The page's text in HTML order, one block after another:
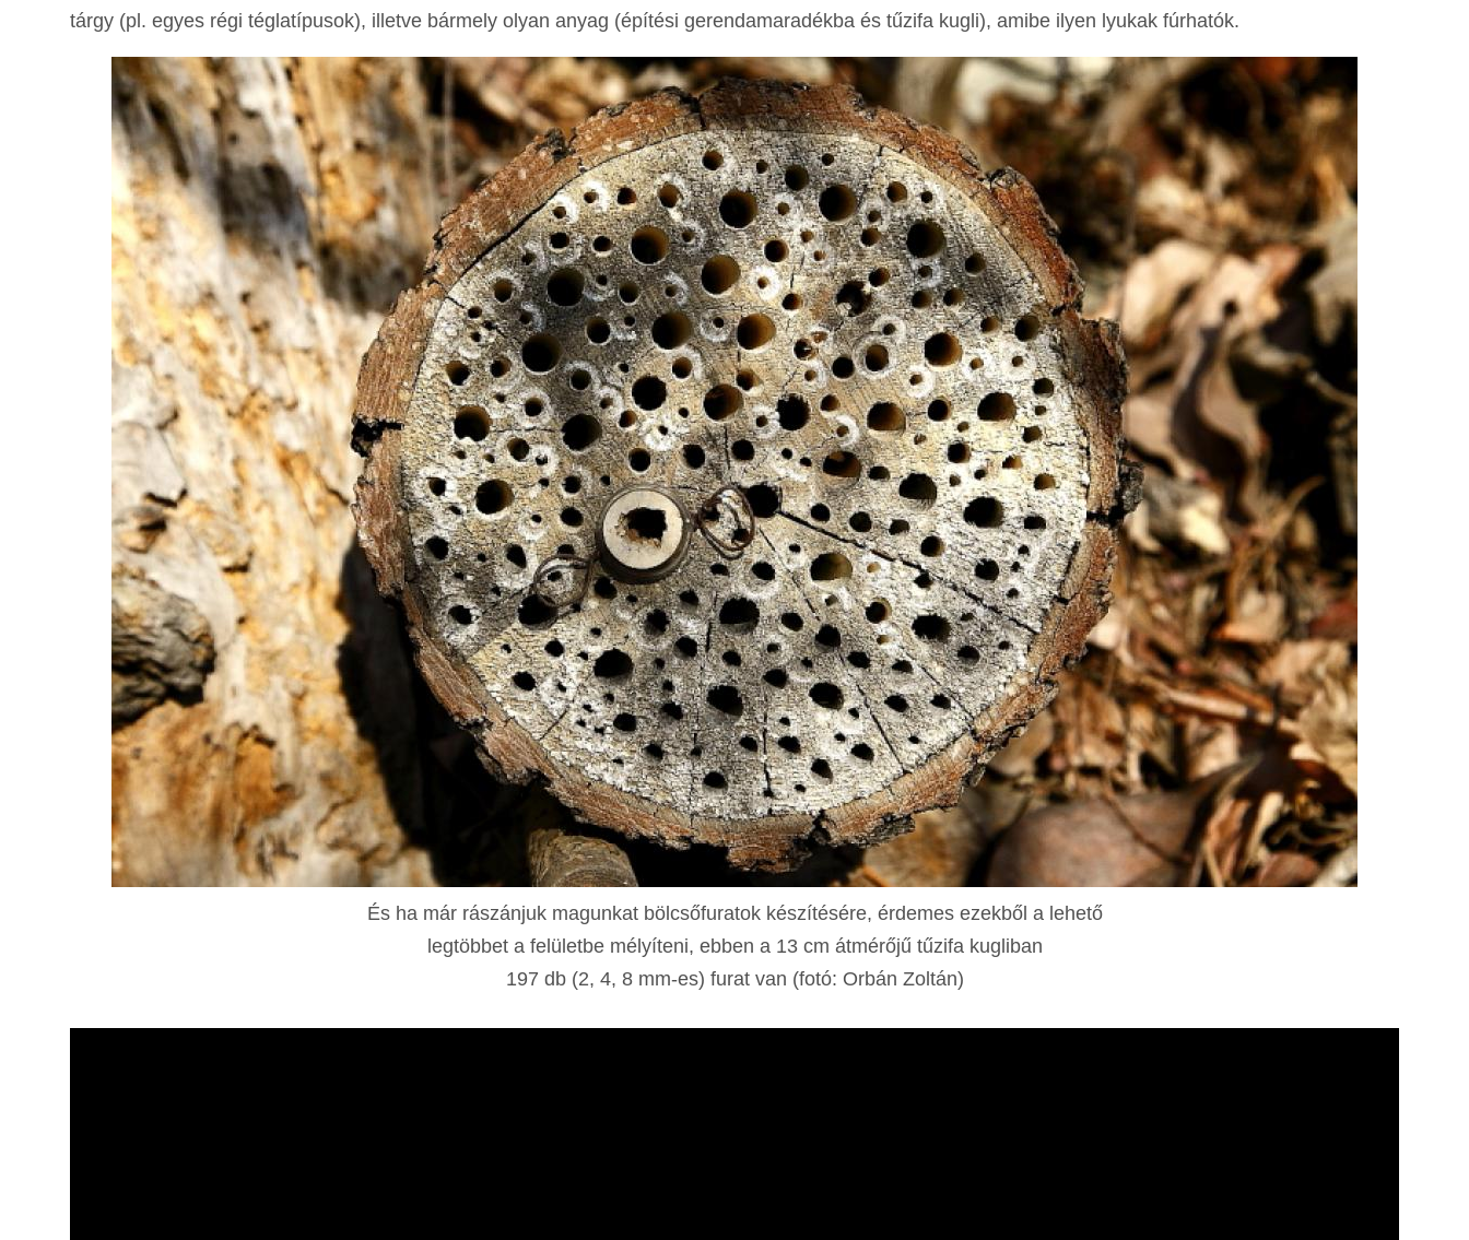
tárgy (pl. egyes régi téglatípusok), illetve bármely olyan anyag (építési gerendamaradékba és tűzifa kugli), amibe ilyen lyukak fúrhatók.
És ha már rászánjuk magunkat bölcsőfuratok készítésére, érdemes ezekből a lehető
legtöbbet a felületbe mélyíteni, ebben a 13 cm átmérőjű tűzifa kugliban
197 db (2, 4, 8 mm-es) furat van (fotó: Orbán Zoltán)